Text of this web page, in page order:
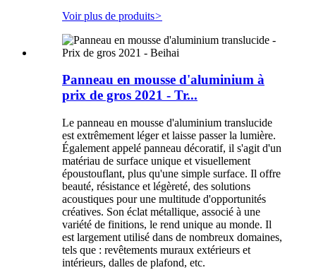
Voir plus de produits>
Panneau en mousse d'aluminium à
prix de gros 2021 - Tr...
Le panneau en mousse d'aluminium translucide
est extrêmement léger et laisse passer la lumière.
Également appelé panneau décoratif, il s'agit d'un
matériau de surface unique et visuellement
époustouflant, plus qu'une simple surface. Il offre
beauté, résistance et légèreté, des solutions
acoustiques pour une multitude d'opportunités
créatives. Son éclat métallique, associé à une
variété de finitions, le rend unique au monde. Il
est largement utilisé dans de nombreux domaines,
tels que : revêtements muraux extérieurs et
intérieurs, dalles de plafond, etc.